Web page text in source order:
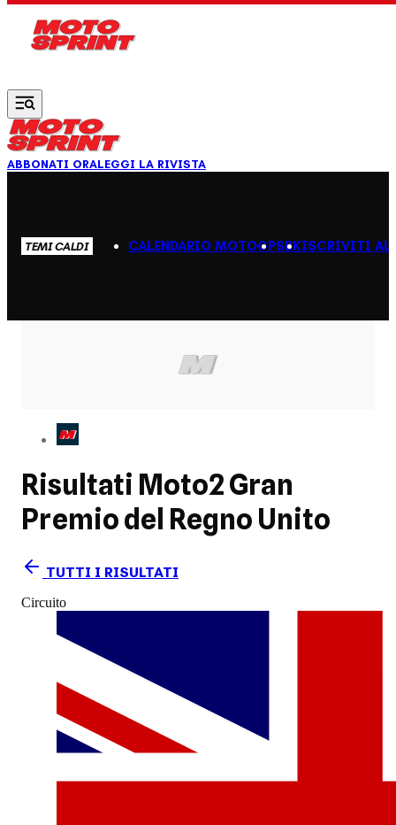
ABBONATI ORALEGGI LA RIVISTA
TEMI CALDI CALENDARIO MOTOGPSBKISCRIVITI AL
Risultati Moto2Gran
Premio del Regno Unito
TUTTI I RISULTATI
Circuito